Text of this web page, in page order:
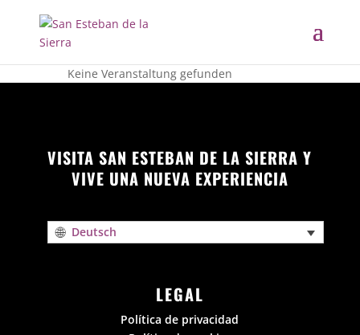
Keine Veranstaltung gefunden
VISITA SAN ESTEBAN DE LA SIERRA Y
VIVE UNA NUEVA EXPERIENCIA
Deutsch
LEGAL
Política de privacidad